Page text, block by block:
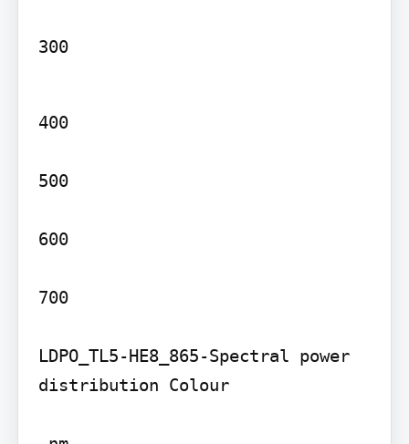
300
400
500
600
700
LDPO_TL5-HE8_865-Spectral power
distribution Colour